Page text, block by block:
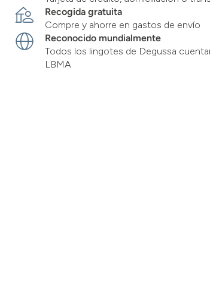
Recogida gratuita
Compre y ahorre en gastos de envío
Reconocido mundialmente
Todos los lingotes de Degussa
LBMA